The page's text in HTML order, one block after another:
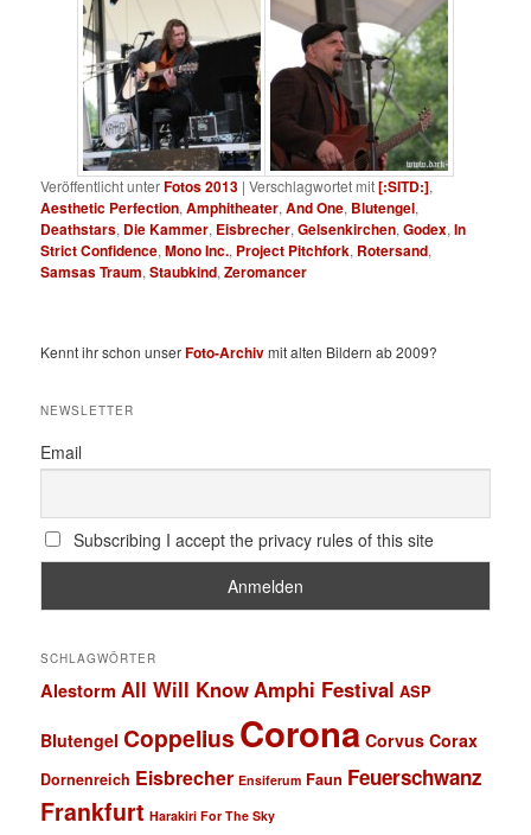
Veröffentlicht unterFotos 2013 |Verschlagwortet mit[:SITD:],
Aesthetic Perfection,Amphitheater,And One, Blutengel,
Deathstars, Die Kammer, Eisbrecher,Gelsenkirchen,Godex,In
Strict Confidence,Mono Inc., Project Pitchfork, Rotersand,
Samsas Traum,Staubkind,Zeromancer
Kennt ihr schon unserFoto-Archivmit alten Bildern ab 2009?
NEWSLETTER
Email
Subscribing I accept the privacy rules of this site
SCHLAGWÖRTER
Alestorm All Will Know Amphi Festival ASP
Blutengel Coppelius Corona Corvus Corax
Dornenreich Eisbrecher Ensiferum Faun Feuerschwanz
Frankfurt Harakiri For The Sky